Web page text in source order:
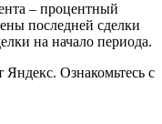
– процентный
последней сделки
на начало периода.
Яндекс. Ознакомьтесь с